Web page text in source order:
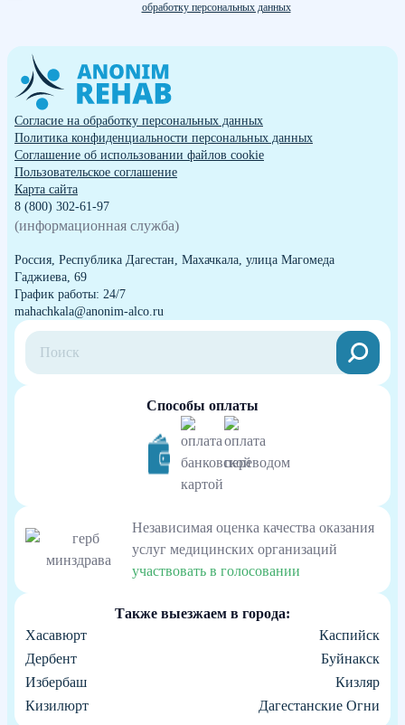
обработку персональных данных
Согласие на обработку персональных данных
Политика конфиденциальности персональных данных
Cоглашение об использовании файлов cookie
Пользовательское соглашение
Карта сайта
8 (800) 302-61-97
(информационная служба)
Россия, Республика Дагестан, Махачкала, улица Магомеда
Гаджиева, 69
График работы: 24/7
mahachkala@anonim-alco.ru
Способы оплаты
Независимая оценка качества оказания
услуг медицинских организаций
участвовать в голосовании
Также выезжаем в города:
Хасавюрт
Каспийск
Дербент
Буйнакск
Избербаш
Кизляр
Кизилюрт
Дагестанские Огни